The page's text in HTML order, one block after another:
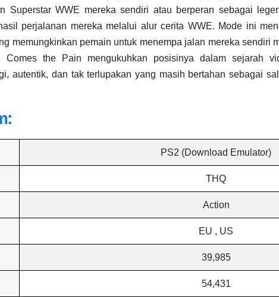
Superstar WWE mereka sendiri atau berperan sebagai
perjalanan mereka melalui alur cerita WWE. Mode ini
memungkinkan pemain untuk menempa jalan mereka sendiri
Comes the Pain mengukuhkan posisinya dalam sejarah
autentik, dan tak terlupakan yang masih bertahan sebagai
PS2 (Download Emulator)
THQ
Action
EU , US
39,985
54,431